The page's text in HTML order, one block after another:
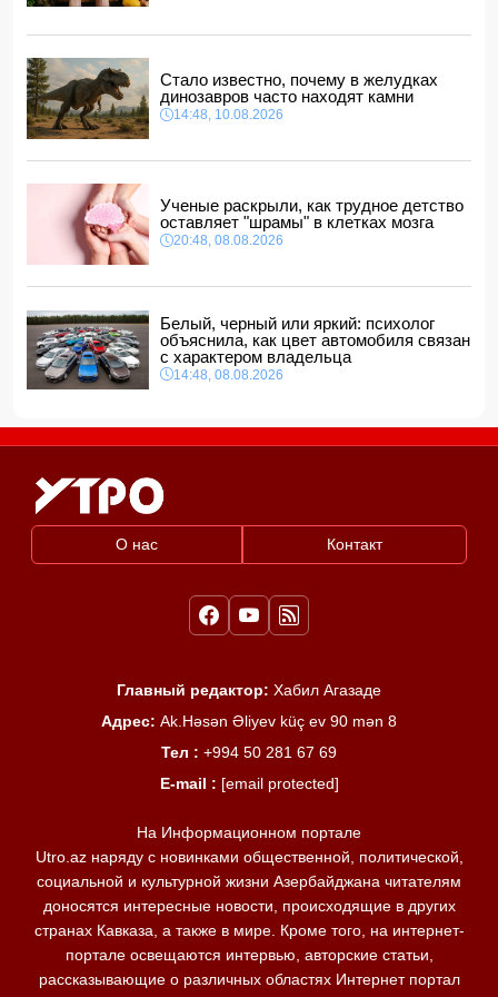
12:48, 10.08.2026
США планируют выделить $1 млрд на безопасность
Колумбии
12:40, 10.08.2026
Стало известно, почему в желудках
динозавров часто находят камни
14:48, 10.08.2026
Ученые раскрыли, как трудное детство
оставляет "шрамы" в клетках мозга
20:48, 08.08.2026
Белый, черный или яркий: психолог
объяснила, как цвет автомобиля связан
с характером владельца
14:48, 08.08.2026
О нас Контакт
Главный редактор: Хабил Агазаде
Адрес: Ak.Həsən Əliyev küç ev 90 mən 8
Тел : +994 50 281 67 69
E-mail : [email protected]
На Информационном портале
Utro.az наряду с новинками общественной, политической,
социальной и культурной жизни Азербайджана читателям
доносятся интересные новости, происходящие в других
странах Кавказа, а также в мире. Кроме того, на интернет-
портале освещаются интервью, авторские статьи,
рассказывающие о различных областях Интернет портал